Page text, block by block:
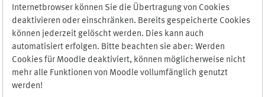
Internetbrowser können Sie die Übertragung von Cookies
deaktivieren oder einschränken. Bereits gespeicherte Cookies
können jederzeit gelöscht werden. Dies kann auch
automatisiert erfolgen. Bitte beachten sie aber: Werden
Cookies für Moodle deaktiviert, können möglicherweise nicht
mehr alle Funktionen von Moodle vollumfänglich genutzt
werden!